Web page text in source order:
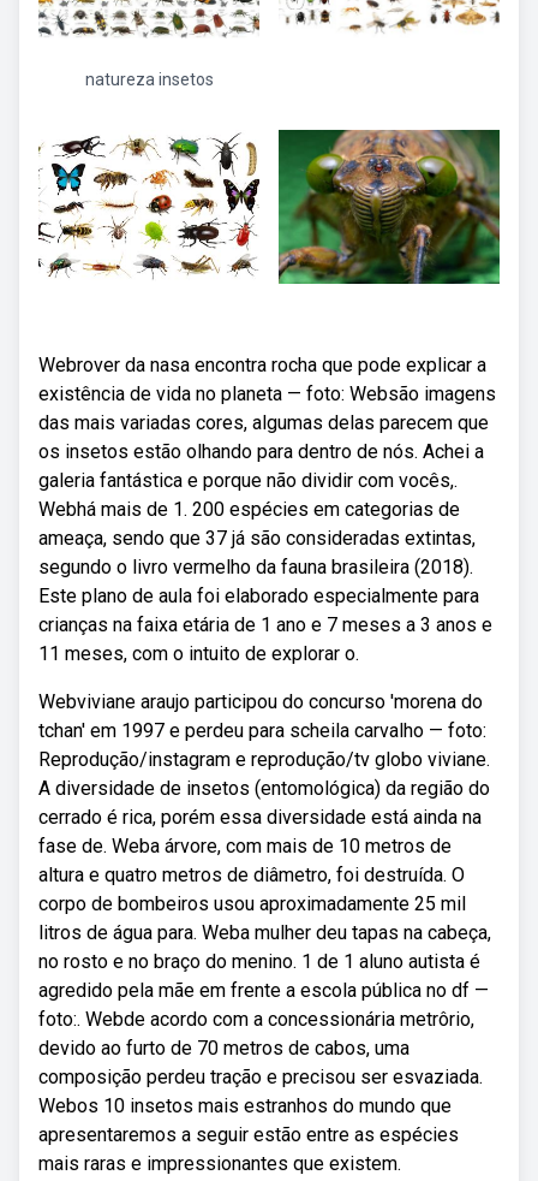
natureza insetos
Webrover da nasa encontra rocha que pode explicar a
existência de vida no planeta — foto: Websão imagens
das mais variadas cores, algumas delas parecem que
os insetos estão olhando para dentro de nós. Achei a
galeria fantástica e porque não dividir com vocês,.
Webhá mais de 1. 200 espécies em categorias de
ameaça, sendo que 37 já são consideradas extintas,
segundo o livro vermelho da fauna brasileira (2018).
Este plano de aula foi elaborado especialmente para
crianças na faixa etária de 1 ano e 7 meses a 3 anos e
11 meses, com o intuito de explorar o.
Webviviane araujo participou do concurso 'morena do
tchan' em 1997 e perdeu para scheila carvalho — foto:
Reprodução/instagram e reprodução/tv globo viviane.
A diversidade de insetos (entomológica) da região do
cerrado é rica, porém essa diversidade está ainda na
fase de. Weba árvore, com mais de 10 metros de
altura e quatro metros de diâmetro, foi destruída. O
corpo de bombeiros usou aproximadamente 25 mil
litros de água para. Weba mulher deu tapas na cabeça,
no rosto e no braço do menino. 1 de 1 aluno autista é
agredido pela mãe em frente a escola pública no df —
foto:. Webde acordo com a concessionária metrôrio,
devido ao furto de 70 metros de cabos, uma
composição perdeu tração e precisou ser esvaziada.
Webos 10 insetos mais estranhos do mundo que
apresentaremos a seguir estão entre as espécies
mais raras e impressionantes que existem.